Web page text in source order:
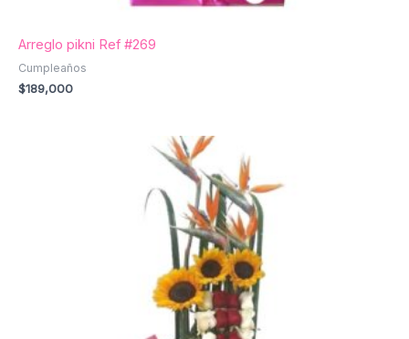
Arreglo pikni Ref #269
Cumpleaños
$189,000